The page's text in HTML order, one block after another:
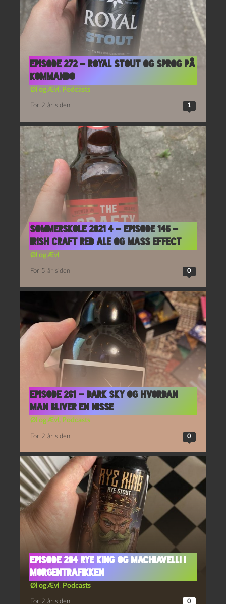
Episode 272 – Royal Stout og Sprog På
Kommando
Øl og Ævl , Podcasts
For 2 år siden 1
Sommerskole 2021 4 – Episode 145 –
Irish Craft Red Ale og Mass Effect
Øl og Ævl
For 5 år siden 0
Episode 261 – Dark Sky og Hvordan
Man Bliver En Nisse
Øl og Ævl , Podcasts
For 2 år siden 0
Episode 284 Rye King og Machiavelli i
Morgentrafikken
Øl og Ævl , Podcasts
For 2 år siden 0